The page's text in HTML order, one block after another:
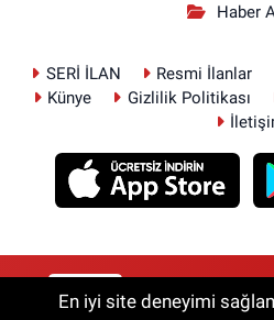
Haber
SERİ İLAN Resmi İlanlar
Künye
Gizlilik Politikası
RSS Copyright ©
En iyi site deneyimi